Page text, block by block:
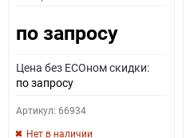
по запросу
Цена без ECOном скидки:
по запросу
Артикул: 66934
Нет в наличии